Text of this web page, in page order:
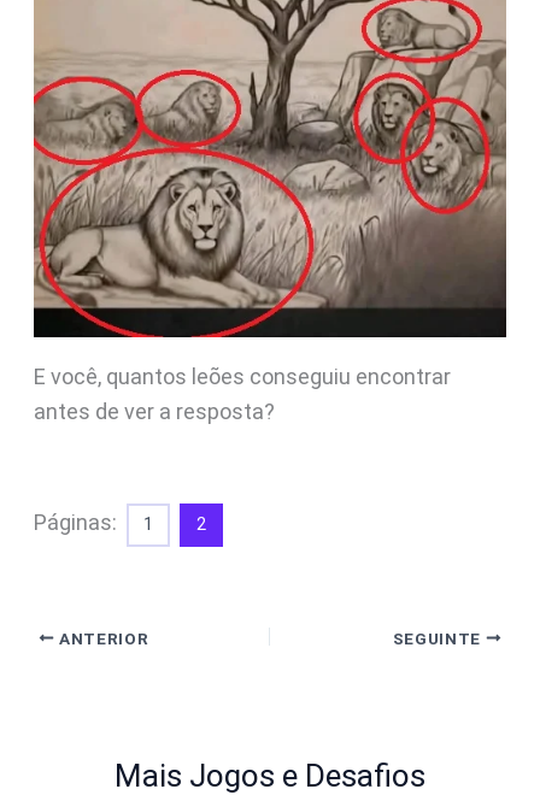
E você, quantos leões conseguiu encontrar
antes de ver a resposta?
Páginas: 1 2
ANTERIOR SEGUINTE
Mais Jogos e Desafios